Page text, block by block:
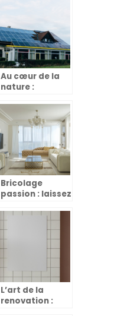
Au cœur de la
nature :
secrets des
maisons
ecologiques
Bricolage
passion : laissez
votre creativite
et le jardin
L’art de la
renovation :